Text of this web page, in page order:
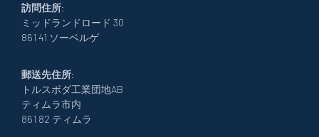
訪問住所:
ミッドランドロード 30
861 41 ソーベルゲ
郵送先住所:
トルスボダ工業団地AB
ティムラ市内
861 82 ティムラ